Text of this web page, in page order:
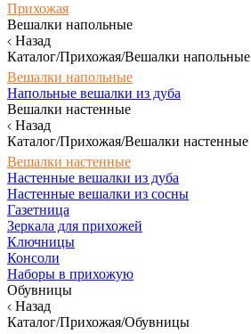
Прихожая
Вешалки напольные
Назад
Каталог/Прихожая/Вешалки напольные
Вешалки напольные
Напольные вешалки из дуба
Вешалки настенные
Назад
Каталог/Прихожая/Вешалки настенные
Вешалки настенные
Настенные вешалки из дуба
Настенные вешалки из сосны
Газетница
Зеркала для прихожей
Ключницы
Консоли
Наборы в прихожую
Обувницы
Назад
Каталог/Прихожая/Обувницы